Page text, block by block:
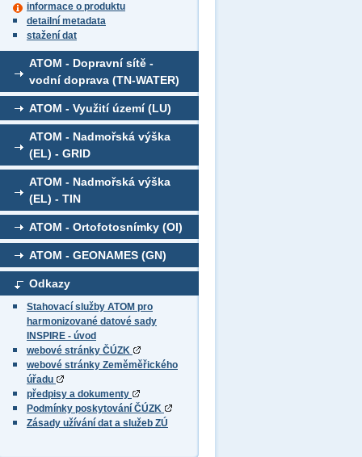
informace o produktu
detailní metadata
stažení dat
ATOM - Dopravní sítě -
vodní doprava (TN-WATER)
ATOM - Využití území (LU)
ATOM - Nadmořská výška
(EL) - GRID
ATOM - Nadmořská výška
(EL) - TIN
ATOM - Ortofotosnímky (OI)
ATOM - GEONAMES (GN)
Odkazy
Stahovací služby ATOM pro
harmonizované datové sady
INSPIRE - úvod
webové stránky ČÚZK
webové stránky Zeměměřického
úřadu
předpisy a dokumenty
Podmínky poskytování ČÚZK
Zásady užívání dat a služeb ZÚ